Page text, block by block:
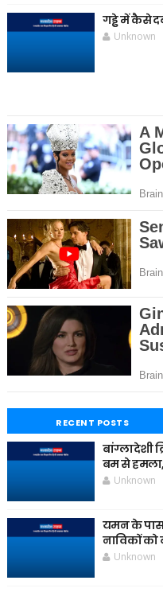
गड्ढे में कैसे
Unknown
RECENT POSTS
बांग्लादेशी
बम से
Unknown
यमन के पास
नाविकों को
Unknown